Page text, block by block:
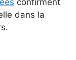
dans la